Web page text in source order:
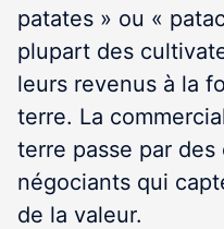
patates » ou «
plupart des
leurs revenus à la
terre. La
terre passe par
négociants qui
de la valeur.